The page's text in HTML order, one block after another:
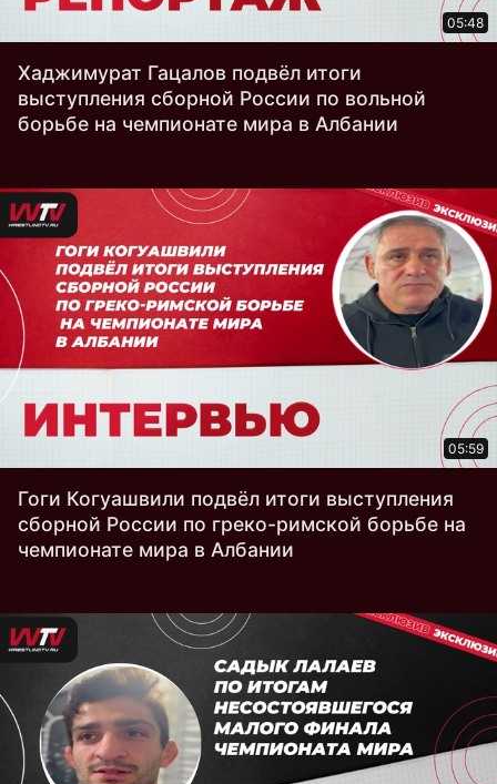
05:48
Хаджимурат Гацалов подвёл итоги
выступления сборной России по вольной
борьбе на чемпионате мира в Албании
05:59
Гоги Когуашвили подвёл итоги выступления
сборной России по греко-римской борьбе на
чемпионате мира в Албании